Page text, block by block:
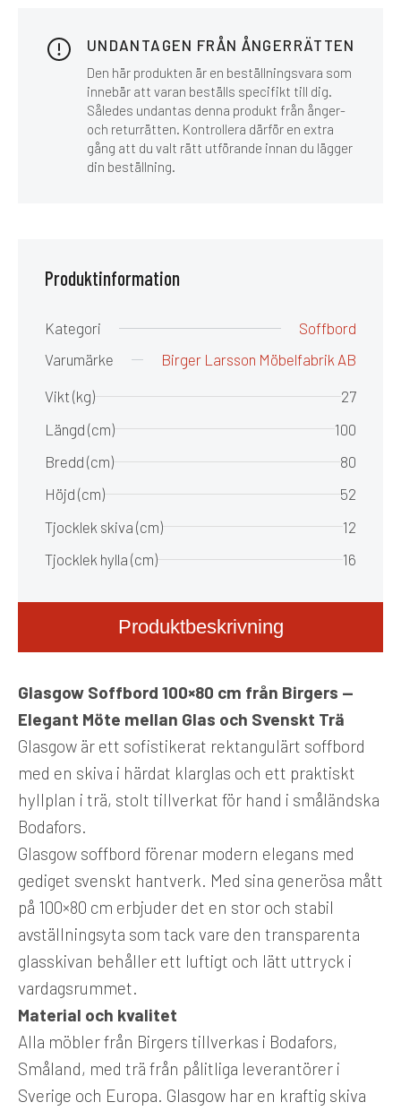
UNDANTAGEN FRÅN ÅNGERRÄTTEN
Den här produkten är en beställningsvara som
innebär att varan beställs specifikt till dig.
Således undantas denna produkt från ånger-
och returrätten. Kontrollera därför en extra
gång att du valt rätt utförande innan du lägger
din beställning.
Produktbeskrivning
Glasgow Soffbord 100×80 cm från Birgers —
Elegant Möte mellan Glas och Svenskt Trä
Glasgow är ett sofistikerat rektangulärt soffbord
med en skiva i härdat klarglas och ett praktiskt
hyllplan i trä, stolt tillverkat för hand i småländska
Bodafors.
Glasgow soffbord förenar modern elegans med
gediget svenskt hantverk. Med sina generösa mått
på 100×80 cm erbjuder det en stor och stabil
avställningsyta som tack vare den transparenta
glasskivan behåller ett luftigt och lätt uttryck i
vardagsrummet.
Material och kvalitet
Alla möbler från Birgers tillverkas i Bodafors,
Småland, med trä från pålitliga leverantörer i
Sverige och Europa. Glasgow har en kraftig skiva
Produktinformation
Kategori
Soffbord
Varumärke
Birger Larsson Möbelfabrik AB
Vikt (kg)
27
Längd (cm)
100
Bredd (cm)
80
Höjd (cm)
52
Tjocklek skiva (cm)
12
Tjocklek hylla (cm)
16